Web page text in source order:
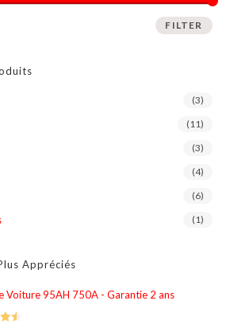
FILTER
(3)
(11)
(3)
(4)
(6)
(1)
Appréciés
Voiture 95AH 750A - Garantie 2 ans